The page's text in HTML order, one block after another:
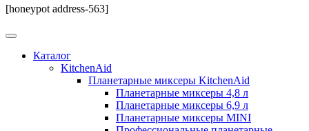
[honeypot address-563]
Каталог
KitchenAid
Планетарные миксеры KitchenAid
Планетарные миксеры 4,8 л
Планетарные миксеры 6,9 л
Планетарные миксеры MINI